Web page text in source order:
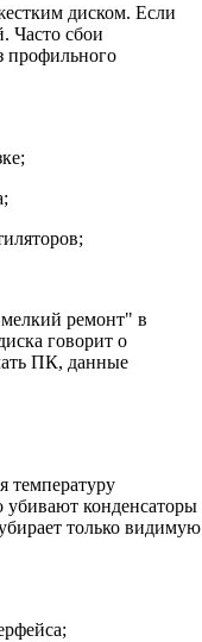
диском. Если
Часто сбои
профильного
ремонт" в
говорит о
ПК, данные
температуру
убивают конденсаторы
только видимую